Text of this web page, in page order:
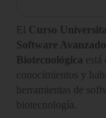
El Curso
Software
Biotecnológica está
conocimientos y
herramientas de
biotecnología.